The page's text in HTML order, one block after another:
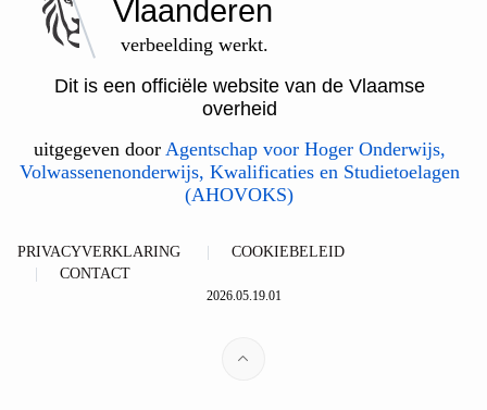
Vlaanderen
verbeelding werkt.
Dit is een officiële website van de Vlaamse
overheid
uitgegeven door Agentschap voor Hoger Onderwijs,
Volwassenenonderwijs, Kwalificaties en Studietoelagen
(AHOVOKS)
PRIVACYVERKLARING
COOKIEBELEID
CONTACT
2026.05.19.01